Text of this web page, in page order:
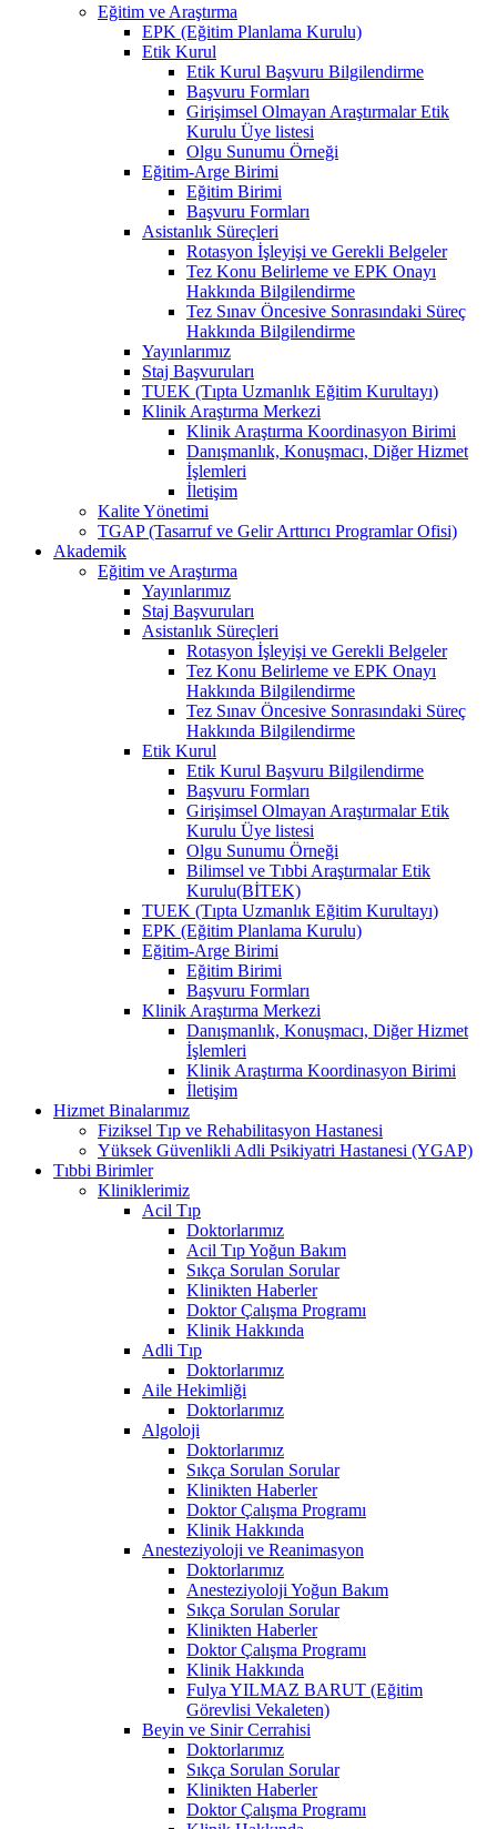
Eğitim ve Araştırma
EPK (Eğitim Planlama Kurulu)
Etik Kurul
Etik Kurul Başvuru Bilgilendirme
Başvuru Formları
Girişimsel Olmayan Araştırmalar Etik
Kurulu Üye listesi
Olgu Sunumu Örneği
Eğitim-Arge Birimi
Eğitim Birimi
Başvuru Formları
Asistanlık Süreçleri
Rotasyon İşleyişi ve Gerekli Belgeler
Tez Konu Belirleme ve EPK Onayı
Hakkında Bilgilendirme
Tez Sınav Öncesive Sonrasındaki Süreç
Hakkında Bilgilendirme
Yayınlarımız
Staj Başvuruları
TUEK (Tıpta Uzmanlık Eğitim Kurultayı)
Klinik Araştırma Merkezi
Klinik Araştırma Koordinasyon Birimi
Danışmanlık, Konuşmacı, Diğer Hizmet
İşlemleri
İletişim
Kalite Yönetimi
TGAP (Tasarruf ve Gelir Arttırıcı Programlar Ofisi)
Akademik
Eğitim ve Araştırma
Yayınlarımız
Staj Başvuruları
Asistanlık Süreçleri
Rotasyon İşleyişi ve Gerekli Belgeler
Tez Konu Belirleme ve EPK Onayı
Hakkında Bilgilendirme
Tez Sınav Öncesive Sonrasındaki Süreç
Hakkında Bilgilendirme
Etik Kurul
Etik Kurul Başvuru Bilgilendirme
Başvuru Formları
Girişimsel Olmayan Araştırmalar Etik
Kurulu Üye listesi
Olgu Sunumu Örneği
Bilimsel ve Tıbbi Araştırmalar Etik
Kurulu(BİTEK)
TUEK (Tıpta Uzmanlık Eğitim Kurultayı)
EPK (Eğitim Planlama Kurulu)
Eğitim-Arge Birimi
Eğitim Birimi
Başvuru Formları
Klinik Araştırma Merkezi
Danışmanlık, Konuşmacı, Diğer Hizmet
İşlemleri
Klinik Araştırma Koordinasyon Birimi
İletişim
Hizmet Binalarımız
Fiziksel Tıp ve Rehabilitasyon Hastanesi
Yüksek Güvenlikli Adli Psikiyatri Hastanesi (YGAP)
Tıbbi Birimler
Kliniklerimiz
Acil Tıp
Doktorlarımız
Acil Tıp Yoğun Bakım
Sıkça Sorulan Sorular
Klinikten Haberler
Doktor Çalışma Programı
Klinik Hakkında
Adli Tıp
Doktorlarımız
Aile Hekimliği
Doktorlarımız
Algoloji
Doktorlarımız
Sıkça Sorulan Sorular
Klinikten Haberler
Doktor Çalışma Programı
Klinik Hakkında
Anesteziyoloji ve Reanimasyon
Doktorlarımız
Anesteziyoloji Yoğun Bakım
Sıkça Sorulan Sorular
Klinikten Haberler
Doktor Çalışma Programı
Klinik Hakkında
Fulya YILMAZ BARUT (Eğitim
Görevlisi Vekaleten)
Beyin ve Sinir Cerrahisi
Doktorlarımız
Sıkça Sorulan Sorular
Klinikten Haberler
Doktor Çalışma Programı